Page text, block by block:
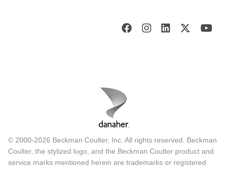
© 2000-2026 Beckman Coulter, Inc. All rights reserved. Beckman
Coulter, the stylized logo, and the Beckman Coulter product and
service marks mentioned herein are trademarks or registered